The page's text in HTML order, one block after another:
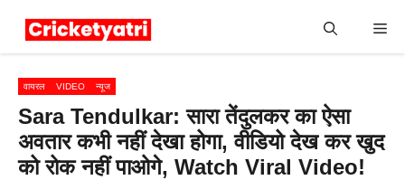
वायरल VIDEO न्यूज
Sara Tendulkar: सारा तेंदुलकर का ऐसा
अवतार कभी नहीं देखा होगा, वीडियो देख कर खुद
को रोक नहीं पाओगे, Watch Viral Video!